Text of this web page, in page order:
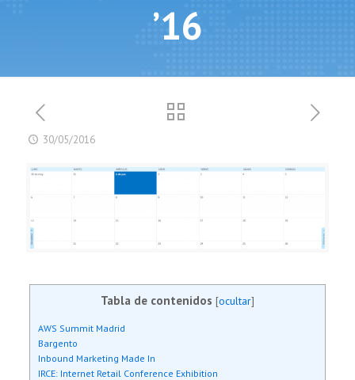
’16
30/05/2016
Tabla de contenidos [ocultar]
AWS Summit Madrid
Bargento
Inbound Marketing Made In
IRCE: Internet Retail Conference Exhibition